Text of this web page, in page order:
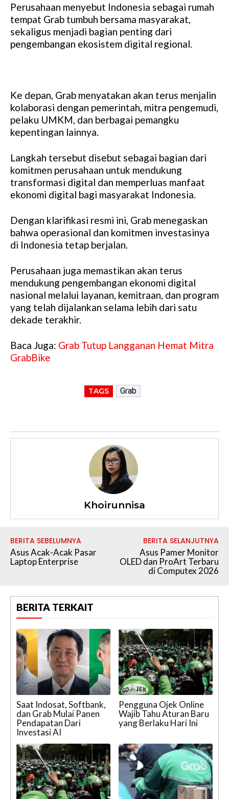
Perusahaan menyebut Indonesia sebagai rumah
tempat Grab tumbuh bersama masyarakat,
sekaligus menjadi bagian penting dari
pengembangan ekosistem digital regional.
Ke depan, Grab menyatakan akan terus menjalin
kolaborasi dengan pemerintah, mitra pengemudi,
pelaku UMKM, dan berbagai pemangku
kepentingan lainnya.
Langkah tersebut disebut sebagai bagian dari
komitmen perusahaan untuk mendukung
transformasi digital dan memperluas manfaat
ekonomi digital bagi masyarakat Indonesia.
Dengan klarifikasi resmi ini, Grab menegaskan
bahwa operasional dan komitmen investasinya
di Indonesia tetap berjalan.
Perusahaan juga memastikan akan terus
mendukung pengembangan ekonomi digital
nasional melalui layanan, kemitraan, dan program
yang telah dijalankan selama lebih dari satu
dekade terakhir.
Baca Juga: Grab Tutup Langganan Hemat Mitra
GrabBike
TAGS Grab
Khoirunnisa
BERITA SEBELUMNYA
Asus Acak-Acak Pasar
Laptop Enterprise
BERITA SELANJUTNYA
Asus Pamer Monitor
OLED dan ProArt Terbaru
di Computex 2026
BERITA TERKAIT
Saat Indosat, Softbank,
dan Grab Mulai Panen
Pendapatan Dari
Investasi AI
Pengguna Ojek Online
Wajib Tahu Aturan Baru
yang Berlaku Hari Ini